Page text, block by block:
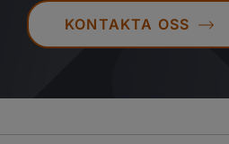
KONTAKTA OSS